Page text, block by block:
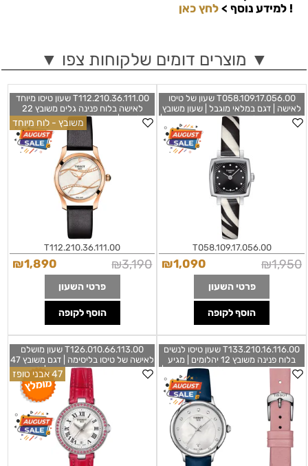
! למידע נוסף > לחץ כאן
▼ מוצרים דומים שלקוחות צפו ▼
T058.109.17.056.00 שעון של טיסו
לאישה | דגם במלאי מוגבל | שעון משובץ
12 יהלומים בלוח שחור רצועת עור זברה |
שנתיים אחריות | Tissot Lovely Square
Zebra Print Strap
T0581091705600
T058.109.17.056.00
₪1,950
₪1,090
פרטי השעון
הוסף לקופה
T112.210.36.111.00 שעון טיסו מיוחד
לאישה בלוח פנינה גלים משובץ 22
יהלומים | רוז גולד ברצועת עור שנתיים
אחריות | מלאי מוגבל | Tissot T-Wave
White Mother of Pearl Diamond Dial
T1122103611100
משובץ - לוח מיוחד
T112.210.36.111.00
₪3,190
₪1,890
פרטי השעון
הוסף לקופה
T133.210.16.116.00 שעון טיסו לנשים
בלוח פנינה משובץ 12 יהלומים | מגיע
כסט עם 2 רצועות עור להחלפה מהירה |
שנתיים אחריות | TISSOT Odaci-T
Diamonds Set T1332101611600
T126.010.66.113.00 שעון מושלם
לאישה של טיסו בליסימה | דגם משובץ 47
יהלומים אדומים ברצטעת עור | לוח רומי
פנינה | שנתיים אחריות מלאי מוגבל |
Tissot T- My Lady Bellissima Ladies
Watch White T126010661130
47 אבני טופז